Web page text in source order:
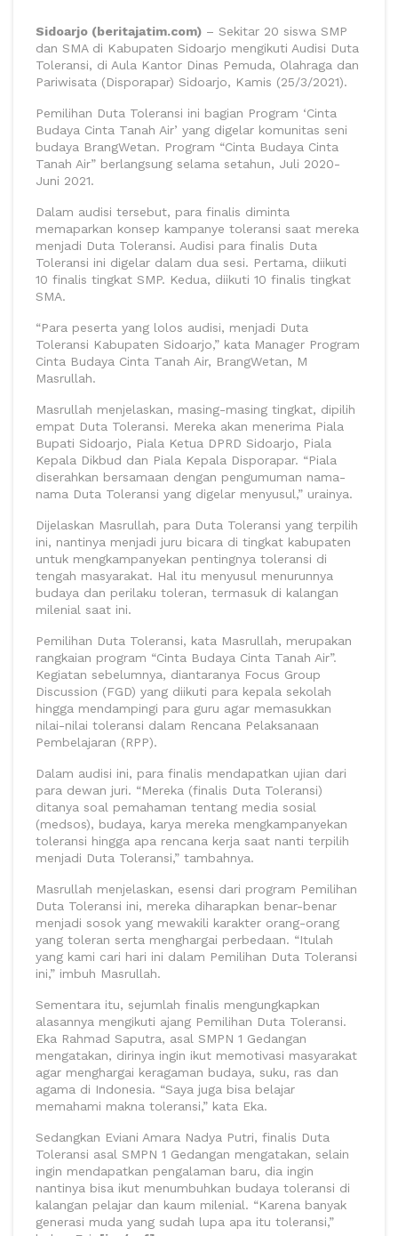
Sidoarjo (beritajatim.com) – Sekitar 20 siswa SMP
dan SMA di Kabupaten Sidoarjo mengikuti Audisi Duta
Toleransi, di Aula Kantor Dinas Pemuda, Olahraga dan
Pariwisata (Disporapar) Sidoarjo, Kamis (25/3/2021).
Pemilihan Duta Toleransi ini bagian Program ‘Cinta
Budaya Cinta Tanah Air’ yang digelar komunitas seni
budaya BrangWetan. Program “Cinta Budaya Cinta
Tanah Air” berlangsung selama setahun, Juli 2020-
Juni 2021.
Dalam audisi tersebut, para finalis diminta
memaparkan konsep kampanye toleransi saat mereka
menjadi Duta Toleransi. Audisi para finalis Duta
Toleransi ini digelar dalam dua sesi. Pertama, diikuti
10 finalis tingkat SMP. Kedua, diikuti 10 finalis tingkat
SMA.
“Para peserta yang lolos audisi, menjadi Duta
Toleransi Kabupaten Sidoarjo,” kata Manager Program
Cinta Budaya Cinta Tanah Air, BrangWetan, M
Masrullah.
Masrullah menjelaskan, masing-masing tingkat, dipilih
empat Duta Toleransi. Mereka akan menerima Piala
Bupati Sidoarjo, Piala Ketua DPRD Sidoarjo, Piala
Kepala Dikbud dan Piala Kepala Disporapar. “Piala
diserahkan bersamaan dengan pengumuman nama-
nama Duta Toleransi yang digelar menyusul,” urainya.
Dijelaskan Masrullah, para Duta Toleransi yang terpilih
ini, nantinya menjadi juru bicara di tingkat kabupaten
untuk mengkampanyekan pentingnya toleransi di
tengah masyarakat. Hal itu menyusul menurunnya
budaya dan perilaku toleran, termasuk di kalangan
milenial saat ini.
Pemilihan Duta Toleransi, kata Masrullah, merupakan
rangkaian program “Cinta Budaya Cinta Tanah Air”.
Kegiatan sebelumnya, diantaranya Focus Group
Discussion (FGD) yang diikuti para kepala sekolah
hingga mendampingi para guru agar memasukkan
nilai-nilai toleransi dalam Rencana Pelaksanaan
Pembelajaran (RPP).
Dalam audisi ini, para finalis mendapatkan ujian dari
para dewan juri. “Mereka (finalis Duta Toleransi)
ditanya soal pemahaman tentang media sosial
(medsos), budaya, karya mereka mengkampanyekan
toleransi hingga apa rencana kerja saat nanti terpilih
menjadi Duta Toleransi,” tambahnya.
Masrullah menjelaskan, esensi dari program Pemilihan
Duta Toleransi ini, mereka diharapkan benar-benar
menjadi sosok yang mewakili karakter orang-orang
yang toleran serta menghargai perbedaan. “Itulah
yang kami cari hari ini dalam Pemilihan Duta Toleransi
ini,” imbuh Masrullah.
Sementara itu, sejumlah finalis mengungkapkan
alasannya mengikuti ajang Pemilihan Duta Toleransi.
Eka Rahmad Saputra, asal SMPN 1 Gedangan
mengatakan, dirinya ingin ikut memotivasi masyarakat
agar menghargai keragaman budaya, suku, ras dan
agama di Indonesia. “Saya juga bisa belajar
memahami makna toleransi,” kata Eka.
Sedangkan Eviani Amara Nadya Putri, finalis Duta
Toleransi asal SMPN 1 Gedangan mengatakan, selain
ingin mendapatkan pengalaman baru, dia ingin
nantinya bisa ikut menumbuhkan budaya toleransi di
kalangan pelajar dan kaum milenial. “Karena banyak
generasi muda yang sudah lupa apa itu toleransi,”